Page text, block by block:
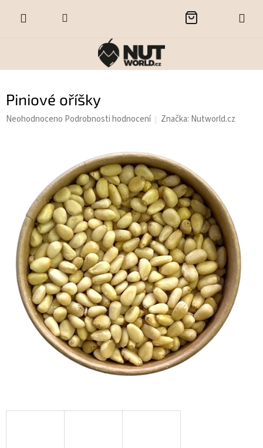
NÁKUPNÍ
Piniové oříšky
Průměrné
hvězdiček.
Neohodnoceno Podrobnosti hodnocení Značka: Nutworld.cz